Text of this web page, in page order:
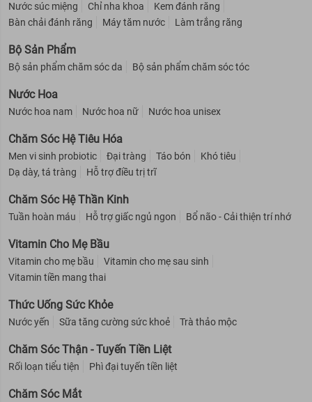
Nước súc miệng Chỉ nha khoa
Kem đánh răng
Bàn chải đánh răng
Máy tăm nước Làm trắng răng
Bộ Sản Phẩm
Bộ sản phẩm chăm sóc da Bộ sản phẩm chăm sóc tóc
Nước Hoa
Nước hoa nam Nước hoa nữ Nước hoa unisex
Chăm Sóc Hệ Tiêu Hóa
Men vi sinh probiotic Đại tràng Táo bón
Khó tiêu
Dạ dày, tá tràng
Hỗ trợ điều trị trĩ
Chăm Sóc Hệ Thần Kinh
Tuần hoàn máu Hỗ trợ giấc ngủ ngon Bổ não - Cải thiện trí nhớ
Vitamin Cho Mẹ Bầu
Vitamin cho mẹ bầu
Vitamin cho mẹ sau sinh
Vitamin tiền mang thai
Thức Uống Sức Khỏe
Nước yến Sữa tăng cường sức khoẻ Trà thảo mộc
Chăm Sóc Thận - Tuyến Tiền Liệt
Rối loạn tiểu tiện Phì đại tuyến tiền liệt
Chăm Sóc Mắt